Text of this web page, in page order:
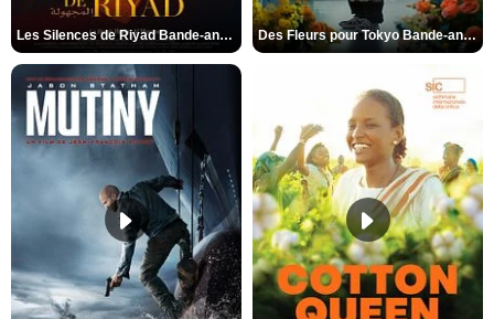
Les Silences de Riyad Bande-annonce VO STFR Des Fleurs pour Tokyo Bande-annonce VO STFR